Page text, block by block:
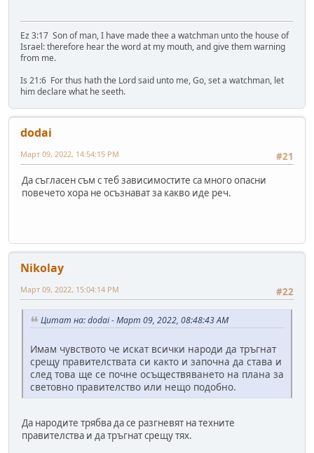
Ez 3:17 Son of man, I have made thee a watchman unto the house of
Israel: therefore hear the word at my mouth, and give them warning
from me.
Is 21:6 For thus hath the Lord said unto me, Go, set a watchman, let
him declare what he seeth.
dodai
#21
Март 09, 2022, 14:54:15 PM
Да съгласен съм с теб зависимостите са много опасни
повечето хора не осъзнават за какво иде реч.
Nikolay
#22
Март 09, 2022, 15:04:14 PM
Цитат на: dodai - Март 09, 2022, 08:48:43 AM
Имам чувството че искат всички народи да тръгнат
срещу правителствата си както и започна да става и
след това ще се почне осъществяването на плана за
световно правителство или нещо подобно.
Да народите трябва да се разгневят на техните
правителства и да тръгнат срещу тях.